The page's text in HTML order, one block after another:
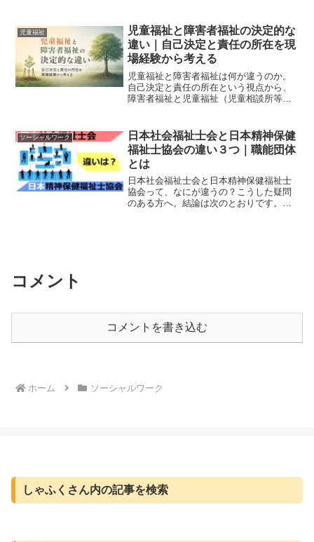
児童福祉
児童福祉と障害者福祉の決定的な
違い｜自己決定と責任の所在を現
場経験から考える
児童福祉と障害者福祉は何が違うのか。
自己決定と責任の所在という視点から、
障害者福祉と児童福祉（児童相談所等）
ソーシャルワーク
日本社会福祉士会と日本精神保健
福祉士協会の違い３つ｜職能団体
とは
日本社会福祉士会と日本精神保健福祉士
協会って、なにが違うの？こうした疑問
のある方へ。結論は次のとおりです。日
コメント
コメントを書き込む
ホーム ソーシャルワーク
しゃふくさん内の記事を検索